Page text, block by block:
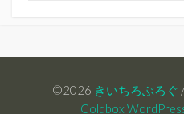
©2026 きいちろぶろぐ /
Coldbox